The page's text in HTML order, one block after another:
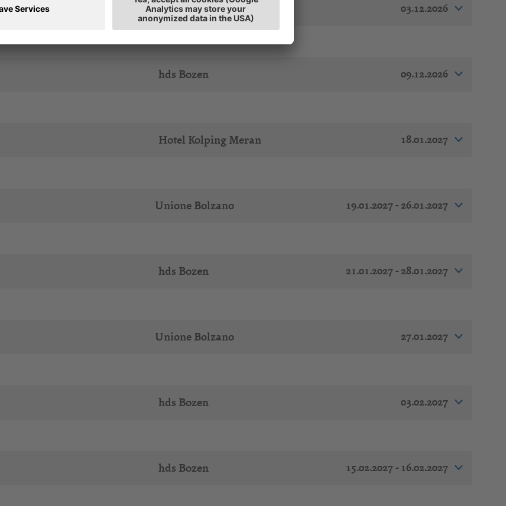
Unione Bolzano 03.12.2026
hds Bozen 09.12.2026
Hotel Kolping Meran 18.01.2027
Unione Bolzano 19.01.2027 - 26.01.2027
hds Bozen 21.01.2027 - 28.01.2027
Unione Bolzano 27.01.2027
hds Bozen 03.02.2027
hds Bozen 15.02.2027 - 16.02.2027